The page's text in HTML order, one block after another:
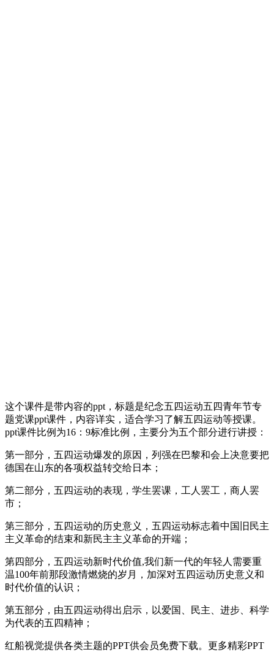
这个课件是带内容的ppt，标题是纪念五四运动五四青年节专
题党课ppt课件，内容详实，适合学习了解五四运动等授课。
ppt课件比例为16：9标准比例，主要分为五个部分进行讲授：
第一部分，五四运动爆发的原因，列强在巴黎和会上决意要把
德国在山东的各项权益转交给日本；
第二部分，五四运动的表现，学生罢课，工人罢工，商人罢
市；
第三部分，五四运动的历史意义，五四运动标志着中国旧民主
主义革命的结束和新民主主义革命的开端；
第四部分，五四运动新时代价值,我们新一代的年轻人需要重
温100年前那段激情燃烧的岁月，加深对五四运动历史意义和
时代价值的认识；
第五部分，由五四运动得出启示，以爱国、民主、进步、科学
为代表的五四精神；
红船视觉提供各类主题的PPT供会员免费下载。更多精彩PPT